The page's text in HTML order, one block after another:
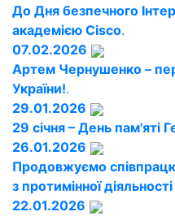
До Дня безпечного
академією Cisco.
07.02.2026
Артем Чернушенко –
України!.
29.01.2026
29 січня – День пам'яті
26.01.2026
Продовжуємо
з протимінної діяльності
22.01.2026